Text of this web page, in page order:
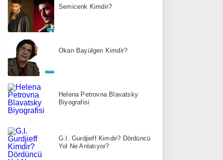
Semicenk Kimdir?
Okan Bayülgen Kimdir?
Helena Petrovna Blavatsky
Biyografisi
G.I. Gurdjieff Kimdir? Dördüncü
Yol Ne Anlatıyor?